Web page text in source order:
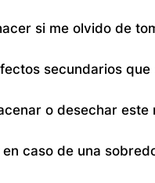
necesaria.
si me olvido de
la dosis regular sin
secundarios
entre otros. Es
o desechar este
sobre el
caso de una